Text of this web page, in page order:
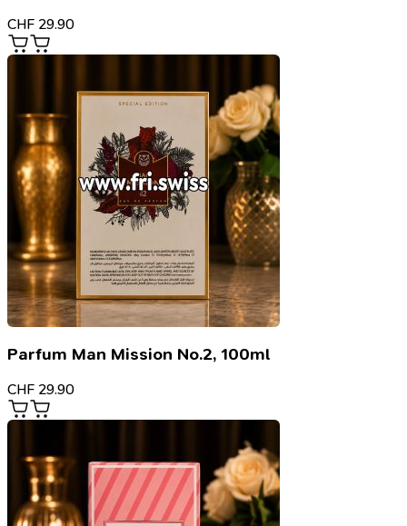
CHF 29.90
Parfum Man Mission No.2, 100ml
CHF 29.90